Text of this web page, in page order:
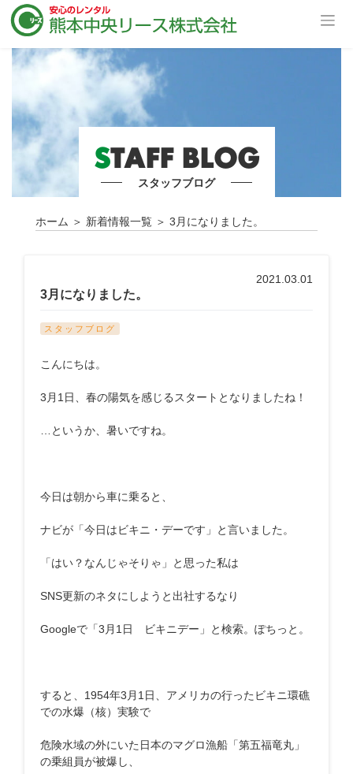
STAFF BLOG
スタッフブログ
ホーム ＞ 新着情報一覧 ＞ 3月になりました。
2021.03.01
3月になりました。
スタッフブログ
こんにちは。
3月1日、春の陽気を感じるスタートとなりましたね！
…というか、暑いですね。
今日は朝から車に乗ると、
ナビが「今日はビキニ・デーです」と言いました。
「はい？なんじゃそりゃ」と思った私は
SNS更新のネタにしようと出社するなり
Googleで「3月1日 ビキニデー」と検索。ぽちっと。
すると、1954年3月1日、アメリカの行ったビキニ環礁
での水爆（核）実験で
危険水域の外にいた日本のマグロ漁船「第五福竜丸」
の乗組員が被爆し、